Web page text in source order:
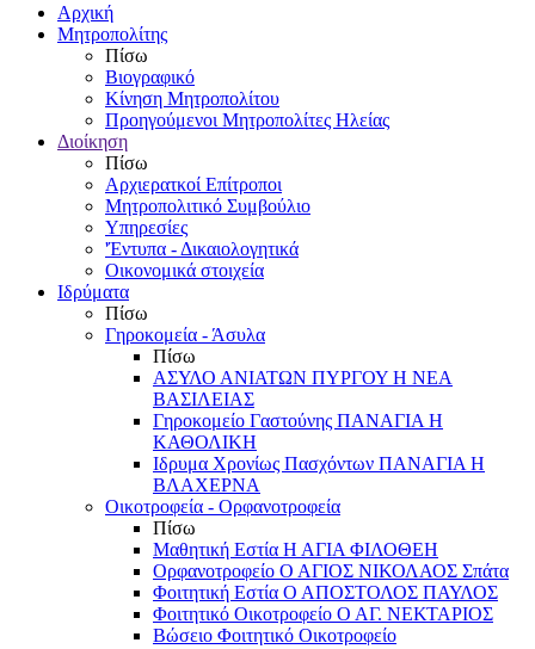
Αρχική
Μητροπολίτης
Πίσω
Βιογραφικό
Κίνηση Μητροπολίτου
Προηγούμενοι Μητροπολίτες Ηλείας
Διοίκηση
Πίσω
Αρχιερατκοί Επίτροποι
Μητροπολιτικό Συμβούλιο
Υπηρεσίες
'Έντυπα - Δικαιολογητικά
Οικονομικά στοιχεία
Ιδρύματα
Πίσω
Γηροκομεία - Άσυλα
Πίσω
ΑΣΥΛΟ ΑΝΙΑΤΩΝ ΠΥΡΓΟΥ Η ΝΕΑ
ΒΑΣΙΛΕΙΑΣ
Γηροκομείο Γαστούνης ΠΑΝΑΓΙΑ Η
ΚΑΘΟΛΙΚΗ
Ιδρυμα Χρονίως Πασχόντων ΠΑΝΑΓΙΑ Η
ΒΛΑΧΕΡΝΑ
Οικοτροφεία - Ορφανοτροφεία
Πίσω
Μαθητική Εστία Η ΑΓΙΑ ΦΙΛΟΘΕΗ
Ορφανοτροφείο Ο ΑΓΙΟΣ ΝΙΚΟΛΑΟΣ Σπάτα
Φοιτητική Εστία Ο ΑΠΟΣΤΟΛΟΣ ΠΑΥΛΟΣ
Φοιτητικό Οικοτροφείο Ο ΑΓ. ΝΕΚΤΑΡΙΟΣ
Βώσειο Φοιτητικό Οικοτροφείο